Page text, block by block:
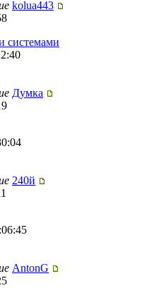
kolua443
системами
Думка
240й
AntonG